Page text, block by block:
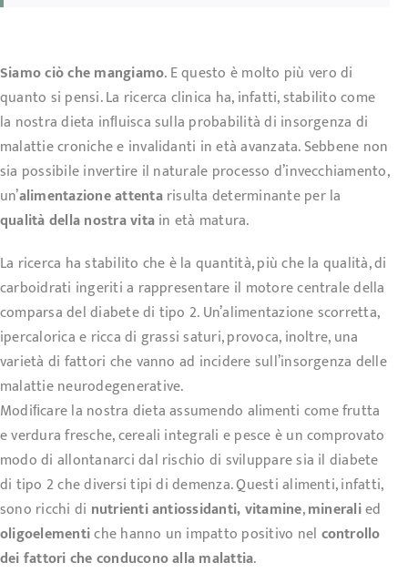
Siamo ciò che mangiamo. E questo è molto più vero di
quanto si pensi. La ricerca clinica ha, infatti, stabilito come
la nostra dieta inﬂuisca sulla probabilità di insorgenza di
malattie croniche e invalidanti in età avanzata. Sebbene non
sia possibile invertire il naturale processo d’invecchiamento,
un’alimentazione attentarisulta determinante per la
qualità della nostra vitain età matura.
La ricerca ha stabilito che è la quantità, più che la qualità, di
carboidrati ingeriti a rappresentare il motore centrale della
comparsa del diabete di tipo 2. Un’alimentazione scorretta,
ipercalorica e ricca di grassi saturi, provoca, inoltre, una
varietà di fattori che vanno ad incidere sull’insorgenza delle
malattie neurodegenerative.
Modiﬁcare la nostra dieta assumendo alimenti come frutta
e verdura fresche, cereali integrali e pesce è un comprovato
modo di allontanarci dal rischio di sviluppare sia il diabete
di tipo 2 che diversi tipi di demenza. Questi alimenti, infatti,
sono ricchi di nutrienti antiossidanti,vitamine,mineralied
oligoelementiche hanno un impatto positivo nel controllo
dei fattori che conducono alla malattia.